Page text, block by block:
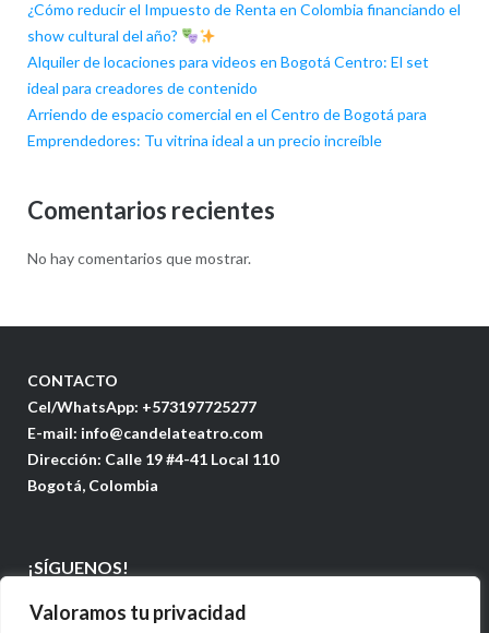
Valoramos tu privacidad
¿Cómo reducir el Impuesto de Renta en Colombia financiando el
show cultural del año?
Alquiler de locaciones para videos en Bogotá Centro: El set
ideal para creadores de contenido
Arriendo de espacio comercial en el Centro de Bogotá para
Emprendedores: Tu vitrina ideal a un precio increíble
Comentarios recientes
No hay comentarios que mostrar.
CONTACTO
Cel/WhatsApp: +573197725277
E-mail: info@candelateatro.com
Dirección: Calle 19 #4-41 Local 110
Bogotá, Colombia
¡SÍGUENOS!